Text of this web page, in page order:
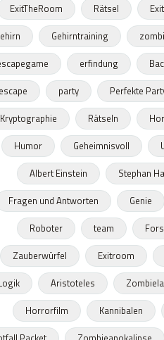
ExitTheRoom
Rätsel
Gehirntraining
erfindung
party Perfekte
Kryptographie
Rätseln
Humor
Geheimnisvoll
Albert Einstein
Stephan
Fragen und Antworten
Genie
Roboter
team
Zauberwürfel
Exitroom
Aristoteles
Horrorfilm
Kannibalen